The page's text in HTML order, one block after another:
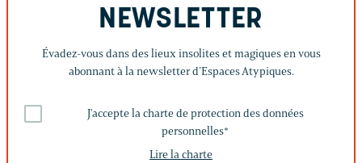
NEWSLETTER
Évadez-vous dans des lieux insolites et magiques en vous
abonnant à la newsletter d’Espaces Atypiques.
J'accepte la charte de protection des données
personnelles*
Lire la charte